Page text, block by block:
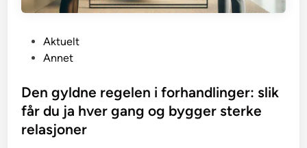
t
e
Aktuelt
Annet
Den gyldne regelen i forhandlinger: slik
får du ja hver gang og bygger sterke
relasjoner